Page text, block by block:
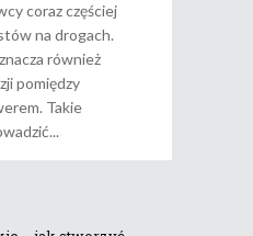
coraz częściej
na drogach.
również
pomiędzy
Takie